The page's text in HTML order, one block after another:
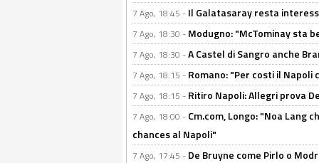
7 Ago, 18:45 - Il Galatasaray resta
7 Ago, 18:30 - Modugno: "McTominay sta
7 Ago, 18:30 -A Castel di Sangro anche
7 Ago, 18:15 - Romano: "Per costi il
7 Ago, 18:15 - Ritiro Napoli: Allegri prova
7 Ago, 18:00 - Cm.com, Longo: "Noa Lang
chances al Napoli"
7 Ago, 17:45 - De Bruyne come Pirlo o